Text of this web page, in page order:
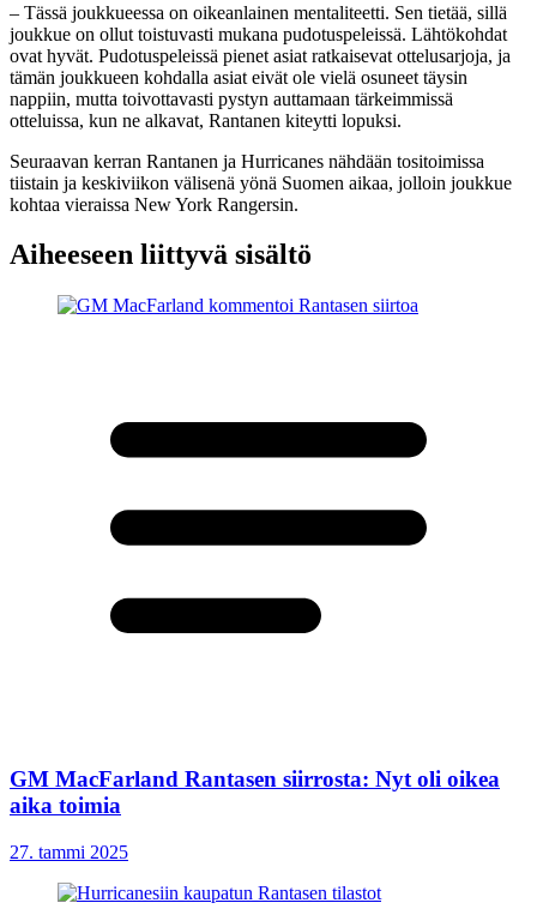
– Tässä joukkueessa on oikeanlainen mentaliteetti. Sen tietää, sillä
joukkue on ollut toistuvasti mukana pudotuspeleissä. Lähtökohdat
ovat hyvät. Pudotuspeleissä pienet asiat ratkaisevat ottelusarjoja, ja
tämän joukkueen kohdalla asiat eivät ole vielä osuneet täysin
nappiin, mutta toivottavasti pystyn auttamaan tärkeimmissä
otteluissa, kun ne alkavat, Rantanen kiteytti lopuksi.
Seuraavan kerran Rantanen ja Hurricanes nähdään tositoimissa
tiistain ja keskiviikon välisenä yönä Suomen aikaa, jolloin joukkue
kohtaa vieraissa New York Rangersin.
Aiheeseen liittyvä sisältö
GM MacFarland Rantasen siirrosta: Nyt oli oikea
aika toimia
27. tammi 2025